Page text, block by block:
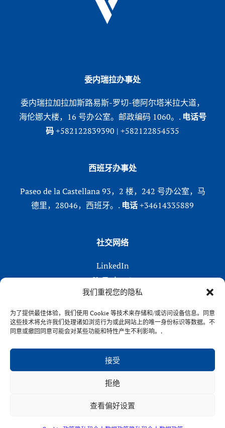
我们重视您的隐私
为了提供最佳体验，我们使用 Cookie 等技术来存储和/或访问设备信息。同意
这些技术将允许我们处理诸如浏览行为或此网站上的唯一身份标识等数据。不
同意或撤回同意可能会对某些功能和特性产生不利影响。.
接受
拒绝
查看偏好设置
委内瑞拉办事处
委内瑞拉加拉加斯路易斯-罗切-德阿尔塔米拉大道，
海伦娜大楼，16 号办公室。邮政编码 1060。. 电话号
码+582122839390 | +582122854535
西班牙办事处
Paseo de la Castellana 93，2 楼，242 号办公室，马
德里，28046，西班牙。. 电话+34614335889
社交网络
LinkedIn
X (Twitter)
Instagram
在 Facebook 上
VENFORT® 2026